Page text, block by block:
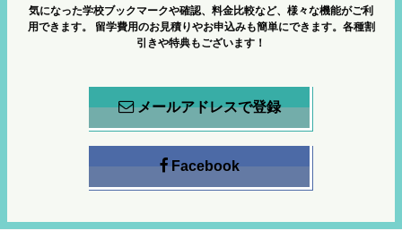
気になった学校ブックマークや確認、料金比較など、様々な機能がご利
用できます。
留学費用のお見積りやお申込みも簡単にできます。各種割
引きや特典もございます！
メールアドレスで登録
Facebook